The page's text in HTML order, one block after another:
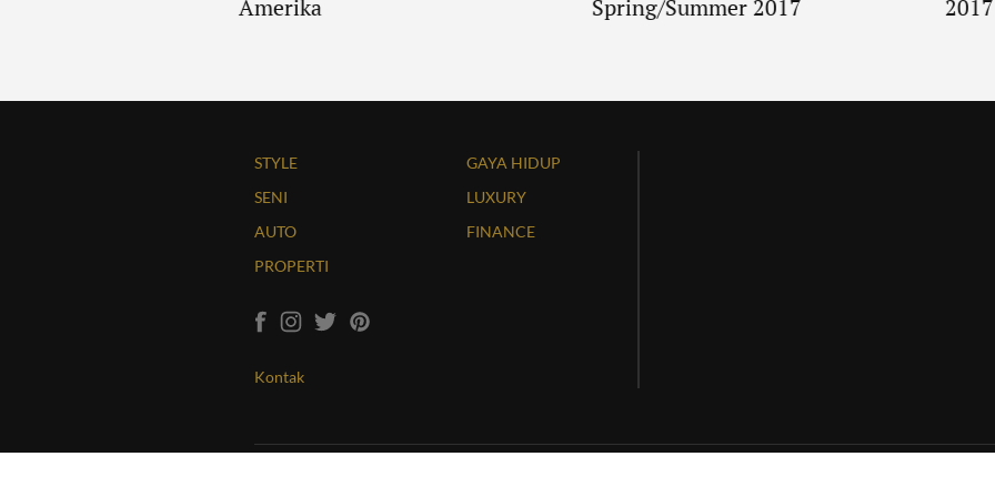
Amerika
Spring/Summer 2017
2017
STYLE
SENI
AUTO
PROPERTI
Kontak
GAYA HIDUP
LUXURY
FINANCE